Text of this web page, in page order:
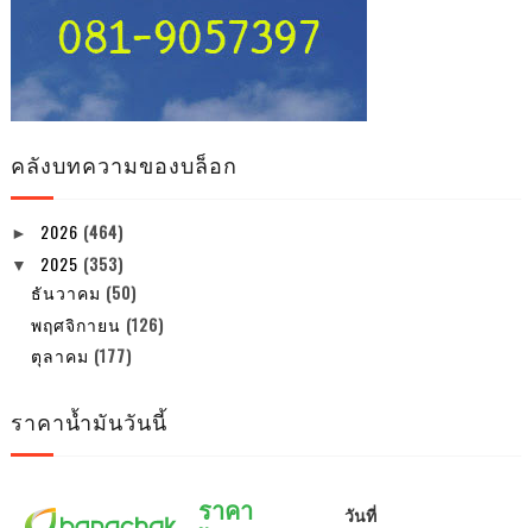
คลังบทความของบล็อก
► 2026 (464)
▼ 2025 (353)
ธันวาคม (50)
พฤศจิกายน (126)
ตุลาคม (177)
ราคาน้ำมันวันนี้